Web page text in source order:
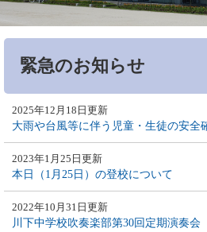
緊急のお知らせ
2025年12月18日更新
大雨や台風等に伴う児童・生徒の安全
2023年1月25日更新
本日（1月25日）の登校について
2022年10月31日更新
川下中学校吹奏楽部第30回定期演奏